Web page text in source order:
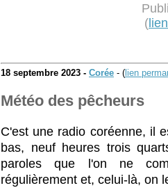
(
18 septembre 2023 - Corée - (lien
Météo des pêcheurs
C'est une radio coréenne, il
bas, neuf heures trois
paroles que l'on ne
régulièrement et, celui-là, on